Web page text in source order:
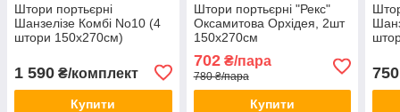
Штори портьєрні
Шанзелізе Комбі No10 (4
штори 150х270см)
1 590 ₴/комплект
Купити
Штори портьєрні "Рекс"
Оксамитова Орхідея, 2шт
150х270см
702₴/пара
780 ₴/пара
Купити
750